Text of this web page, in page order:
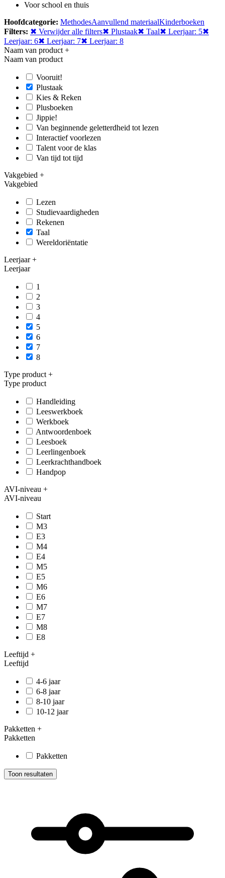
Voor school en thuis
Hoofdcategorie: MethodesAanvullend materiaalKinderboeken
Filters: ✖ Verwijder alle filters✖ Plustaak✖ Taal✖ Leerjaar: 5✖
Leerjaar: 6✖ Leerjaar: 7✖ Leerjaar: 8
Naam van product +
Naam van product
Vooruit!
Plustaak
Kies & Reken
Plusboeken
Jippie!
Van beginnende geletterdheid tot lezen
Interactief voorlezen
Talent voor de klas
Van tijd tot tijd
Vakgebied +
Vakgebied
Lezen
Studievaardigheden
Rekenen
Taal
Wereldoriëntatie
Leerjaar+
Leerjaar
1
2
3
4
5
6
7
8
Type product +
Type product
Handleiding
Leeswerkboek
Werkboek
Antwoordenboek
Leesboek
Leerlingenboek
Leerkrachthandboek
Handpop
AVI-niveau +
AVI-niveau
Start
M3
E3
M4
E4
M5
E5
M6
E6
M7
E7
M8
E8
Leeftijd +
Leeftijd
4-6 jaar
6-8 jaar
8-10 jaar
10-12 jaar
Pakketten +
Pakketten
Pakketten
Toon resultaten